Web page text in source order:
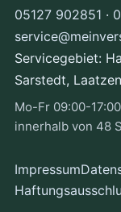
05127 902851 ·
Servicegebiet:
Sarstedt,
Mo-Fr 09:00-
innerhalb von 48
Impressum